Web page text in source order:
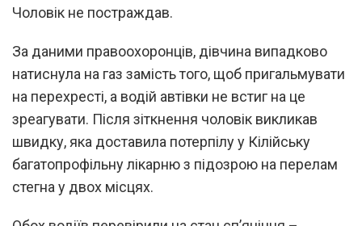
Чоловік не постраждав.
За даними правоохоронців, дівчина випадково
натиснула на газ замість того, щоб пригальмувати
на перехресті, а водій автівки не встиг на це
зреагувати. Після зіткнення чоловік викликав
швидку, яка доставила потерпілу у Кілійську
багатопрофільну лікарню з підозрою на перелам
стегна у двох місцях.